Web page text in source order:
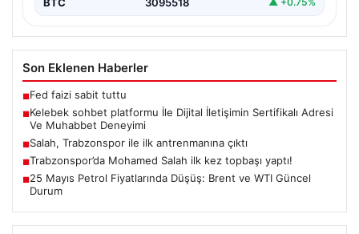
Son Eklenen Haberler
■Fed faizi sabit tuttu
■Kelebek sohbet platformu İle Dijital İletişimin Sertifikalı Adresi
Ve Muhabbet Deneyimi
■Salah, Trabzonspor ile ilk antrenmanına çıktı
■Trabzonspor’da Mohamed Salah ilk kez topbaşı yaptı!
■25 Mayıs Petrol Fiyatlarında Düşüş: Brent ve WTI Güncel
Durum